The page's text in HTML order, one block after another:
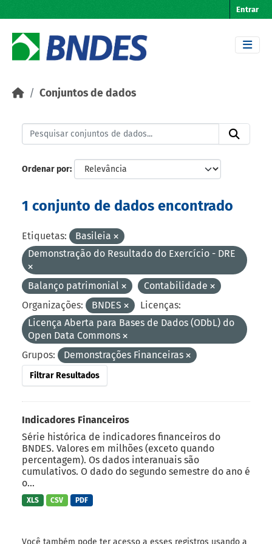
Entrar
Conjuntos de dados
Ordenar por
1 conjunto de dados encontrado
Etiquetas:
Basileia
Demonstração do Resultado do Exercício - DRE
Balanço patrimonial
Contabilidade
Organizações:
BNDES
Licenças:
Licença Aberta para Bases de Dados (ODbL) do
Open Data Commons
Grupos:
Demonstrações Financeiras
Filtrar Resultados
Indicadores Financeiros
Série histórica de indicadores financeiros do
BNDES. Valores em milhões (exceto quando
percentagem). Os dados interanuais são
cumulativos. O dado do segundo semestre do ano é
o...
XLS CSV PDF